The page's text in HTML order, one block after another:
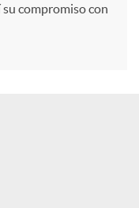
compromiso con